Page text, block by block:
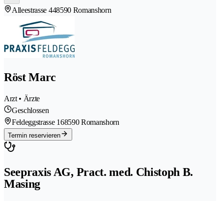
Alleestrasse 448590 Romanshorn
Röst Marc
Arzt • Ärzte
Geschlossen
Feldeggstrasse 168590 Romanshorn
Termin reservieren
Seepraxis AG, Pract. med. Chistoph B.
Masing